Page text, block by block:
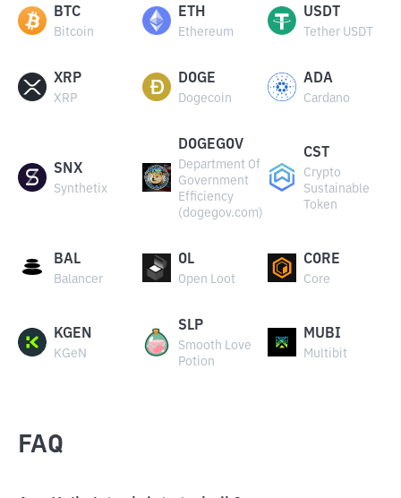
BTC
Bitcoin
ETH
Ethereum
USDT
Tether USDT
XRP
XRP
DOGE
Dogecoin
ADA
Cardano
SNX
Synthetix
DOGEGOV
Department Of
Government
Efficiency
(dogegov.com)
CST
Crypto
Sustainable
Token
BAL
Balancer
OL
Open Loot
CORE
Core
KGEN
KGeN
SLP
Smooth Love
Potion
MUBI
Multibit
FAQ